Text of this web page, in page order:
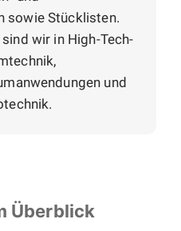
sowie Stücklisten.
wir in High-Tech-
und
Überblick